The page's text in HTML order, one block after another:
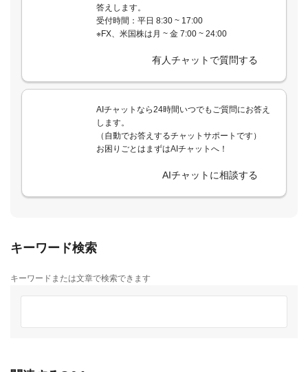
答えします。
受付時間：平日 8:30 ~ 17:00
※FX、米国株は月 ~ 金 7:00 ~ 24:00
有人チャットで質問する
AIチャットなら24時間いつでもご質問にお答え
します。
（自動でお答えするチャットサポートです）
お困りごとはまずはAIチャットへ！
AIチャットに相談する
キーワード検索
キーワードまたは文章で検索できます